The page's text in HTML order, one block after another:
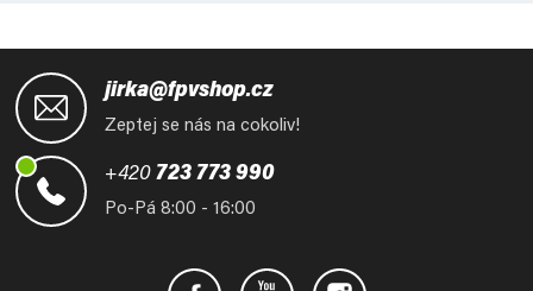
jirka@fpvshop.cz
Zeptej se nás na cokoliv!
+420 723 773 990
Po-Pá 8:00 - 16:00